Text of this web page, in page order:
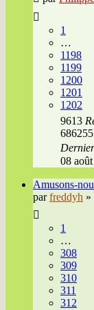
1
…
1198
1199
1200
1201
1202
9613
686255
08
Amusons-
parfreddyh »
1
…
308
309
310
311
312